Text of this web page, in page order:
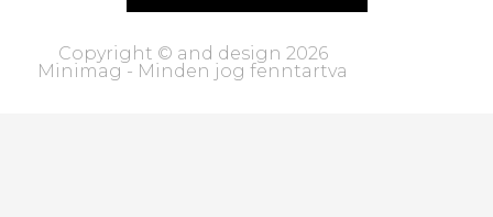
Copyright © and design 2026
Minimag - Minden jog fenntartva